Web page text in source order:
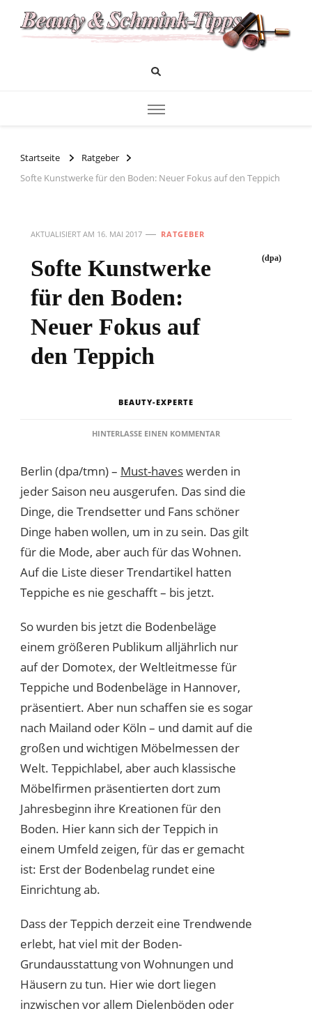
Beauty und Schminktipps
Startseite
Ratgeber
Softe Kunstwerke für den Boden: Neuer Fokus auf den Teppich
AKTUALISIERT AM 16. MAI 2017 RATGEBER
Softe Kunstwerke
für den Boden:
Neuer Fokus auf
den Teppich
(dpa)
BEAUTY-EXPERTE
HINTERLASSE EINEN KOMMENTARZU
FÜR
DEN
BODEN:
NEUER FOKUS
DEN TEPPICH
Berlin (dpa/tmn) – Must-haveswerden in
jeder Saison neu ausgerufen. Das sind die
Dinge, die Trendsetter und Fans schöner
Dinge haben wollen, um in zu sein. Das gilt
für die Mode, aber auch für das Wohnen.
Auf die Liste dieser Trendartikel hatten
Teppiche es nie geschafft – bis jetzt.
So wurden bis jetzt die Bodenbeläge
einem größeren Publikum alljährlich nur
auf der Domotex, der Weltleitmesse für
Teppiche und Bodenbeläge in Hannover,
präsentiert. Aber nun schaffen sie es sogar
nach Mailand oder Köln – und damit auf die
großen und wichtigen Möbelmessen der
Welt. Teppichlabel, aber auch klassische
Möbelfirmen präsentierten dort zum
Jahresbeginn ihre Kreationen für den
Boden. Hier kann sich der Teppich in
einem Umfeld zeigen, für das er gemacht
ist: Erst der Bodenbelag rundet eine
Einrichtung ab.
Dass der Teppich derzeit eine Trendwende
erlebt, hat viel mit der Boden-
Grundausstattung von Wohnungen und
Häusern zu tun. Hier wie dort liegen
inzwischen vor allem Dielenböden oder